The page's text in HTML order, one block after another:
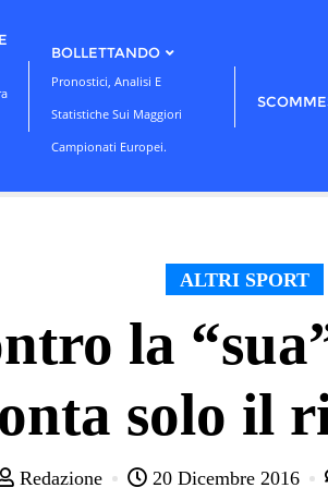
BOLLETTANDO
Pronostici, Analisi E
Statistiche Sui Maggiori
Campionati Europei.
ALTRI SPORT
la
solo il
Redazione 20 Dicembre 2016